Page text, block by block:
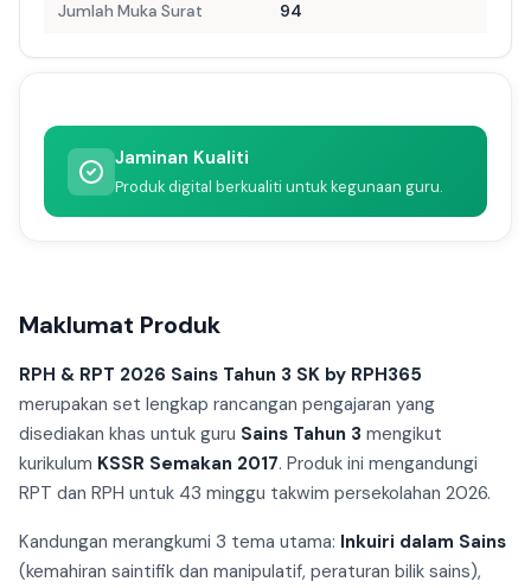
Jumlah Muka Surat 94
Jaminan Kualiti
Produk digital berkualiti untuk kegunaan guru.
Maklumat Produk
RPH & RPT 2026 Sains Tahun 3 SK by RPH365
merupakan set lengkap rancangan pengajaran yang
disediakan khas untuk guru Sains Tahun 3 mengikut
kurikulum KSSR Semakan 2017. Produk ini mengandungi
RPT dan RPH untuk 43 minggu takwim persekolahan 2026.
Kandungan merangkumi 3 tema utama: Inkuiri dalam Sains
(kemahiran saintifik dan manipulatif, peraturan bilik sains),